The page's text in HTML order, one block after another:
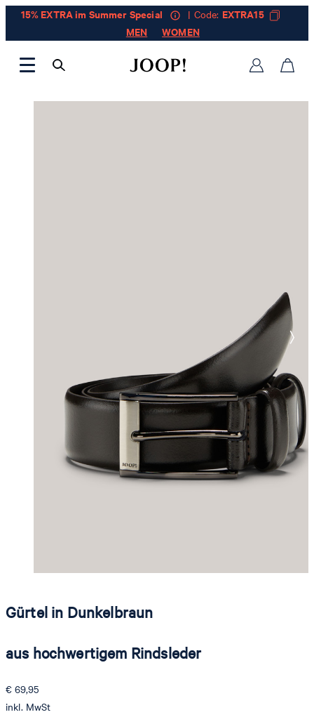
15% EXTRA im Summer Special | Code: EXTRA15
MEN
WOMEN
Gürtel in Dunkelbraun
aus hochwertigem Rindsleder
€ 69,95
inkl. MwSt